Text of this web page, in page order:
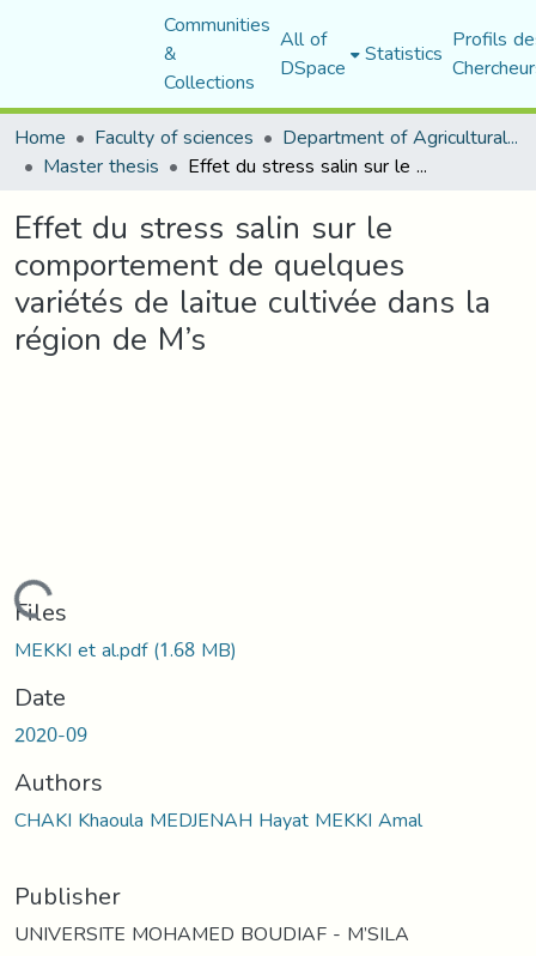
Communities
&
Collections
All of
DSpace Statistics Profils
Home
Faculty of sciences Department of Agricultural Sciences
Master thesis Effet du stress salin sur le comportement de quelques variétés de laitue cultivée dans la région de M’s
Effet du stress salin sur le
comportement de quelques
variétés de laitue cultivée dans la
région de M’s
Loading...
Files
MEKKI et al.pdf(1.68 MB)
Date
2020-09
Authors
CHAKI Khaoula MEDJENAH Hayat MEKKI Amal
Publisher
UNIVERSITE MOHAMED BOUDIAF - M’SILA